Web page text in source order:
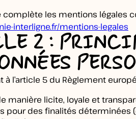
les mentions légales
interligne.fr/mentions-legales
2 :
à l’article 5 du Règlement
manière licite, loyale et
pour des finalités déterminées